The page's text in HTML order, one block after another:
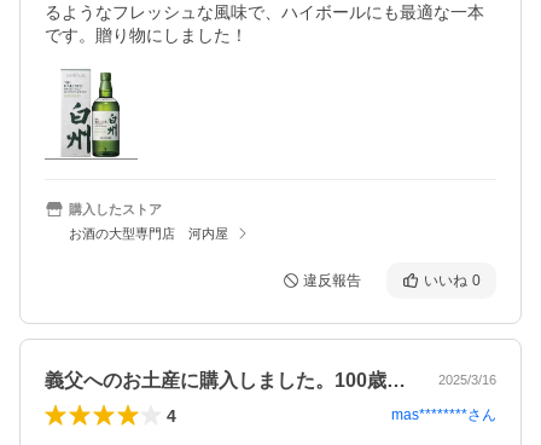
るようなフレッシュな風味で、ハイボールにも最適な一本
です。贈り物にしました！
購入したストア
お酒の大型専門店 河内屋
違反報告 いいね 0
義父へのお土産に購入しました。100歳… 2025/3/16
4 mas********さん